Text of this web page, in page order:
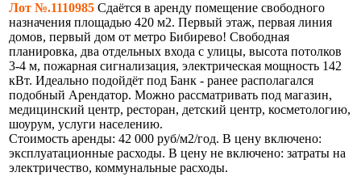
Лот №.1110985 Сдаётся в аренду помещение свободного
назначения площадью 420 м2. Первый этаж, первая линия
домов, первый дом от метро Бибирево! Свободная
планировка, два отдельных входа с улицы, высота потолков
3-4 м, пожарная сигнализация, электрическая мощность 142
кВт. Идеально подойдёт под Банк - ранее располагался
подобный Арендатор. Можно рассматривать под магазин,
медицинский центр, ресторан, детский центр, косметологию,
шоурум, услуги населению.
Стоимость аренды: 42 000 руб/м2/год. В цену включено:
эксплуатационные расходы. В цену не включено: затраты на
электричество, коммунальные расходы.